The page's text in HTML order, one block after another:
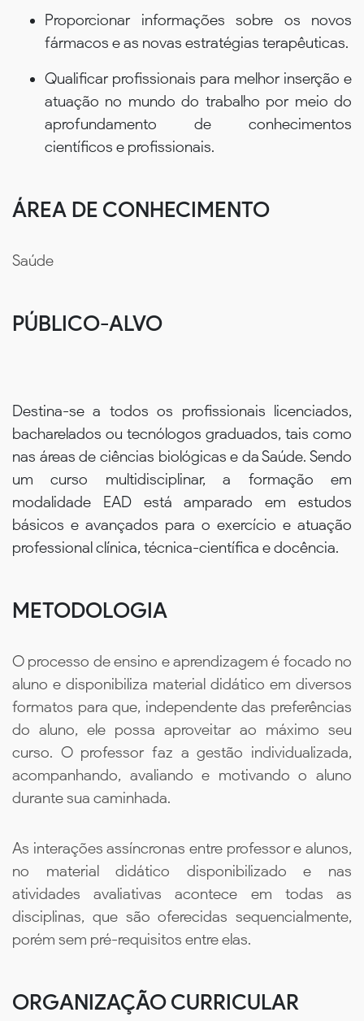
Proporcionar informações sobre os novos
fármacos e as novas estratégias terapêuticas.
Qualificar profissionais para melhor inserção e
atuação no mundo do trabalho por meio do
aprofundamento de conhecimentos
científicos e profissionais.
ÁREA DE CONHECIMENTO
Saúde
PÚBLICO-ALVO
Destina-se a todos os profissionais licenciados,
bacharelados ou tecnólogos graduados, tais como
nas áreas de ciências biológicas e da Saúde. Sendo
um curso multidisciplinar, a formação em
modalidade EAD está amparado em estudos
básicos e avançados para o exercício e atuação
professional clínica, técnica-científica e docência.
METODOLOGIA
O processo de ensino e aprendizagem é focado no
aluno e disponibiliza material didático em diversos
formatos para que, independente das preferências
do aluno, ele possa aproveitar ao máximo seu
curso. O professor faz a gestão individualizada,
acompanhando, avaliando e motivando o aluno
durante sua caminhada.
As interações assíncronas entre professor e alunos,
no material didático disponibilizado e nas
atividades avaliativas acontece em todas as
disciplinas, que são oferecidas sequencialmente,
porém sem pré-requisitos entre elas.
ORGANIZAÇÃO CURRICULAR